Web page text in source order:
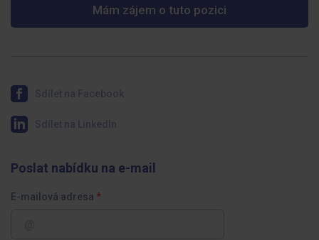
Mám zájem o tuto pozici
Poslat nabídku na e-mail
E-mailová adresa